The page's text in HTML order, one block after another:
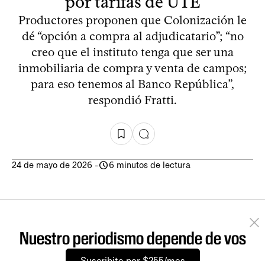
Productores proponen que Colonización le
dé “opción a compra al adjudicatario”; “no
creo que el instituto tenga que ser una
inmobiliaria de compra y venta de campos;
para eso tenemos al Banco República”,
respondió Fratti.
24 de mayo de 2026 - 6 minutos de lectura
Nuestro periodismo depende de vos